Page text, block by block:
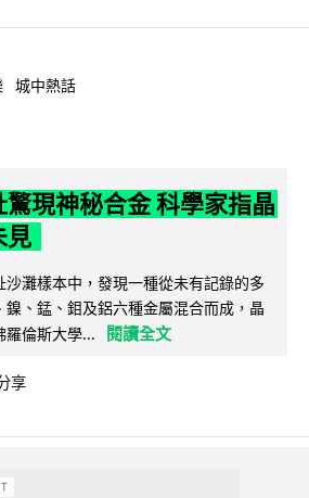
城中熱話
現神秘合金 科學家指晶
見
灘樣本中，發現一種從未有記錄的多
、錳、鉬及鋁六種金屬混合而成，晶
羅倫斯大學...
閱讀全文
享